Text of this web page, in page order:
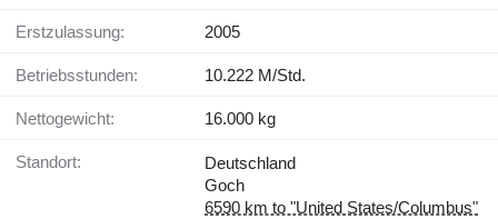
Erstzulassung: 2005
Betriebsstunden: 10.222 M/Std.
Nettogewicht: 16.000 kg
Standort:
Deutschland
Goch
6590 km to "United States/Columbus"